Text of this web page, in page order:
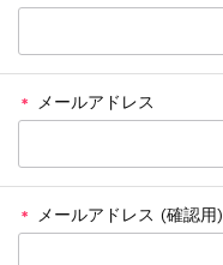
＊ メールアドレス
＊ メールアドレス (確認用)